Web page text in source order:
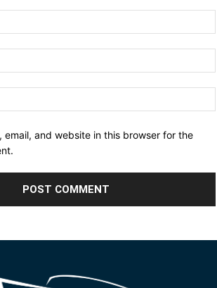
email, and website in this browser for the